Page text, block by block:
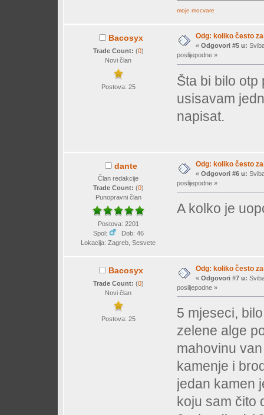
moje mocvare
Bacosyx
Trade Count: (0)
Novi član
Postova: 25
Odg: koliko često
« Odgovori #5 u:
poslijepodne »
Šta bi bilo otp
usisavam
napisat.
dante
Član redakcije
Trade Count: (0)
Punopravni član
Postova: 2201
Spol:
Dob: 46
Lokacija: Zagreb, Sesvete
Odg: koliko često
« Odgovori #6 u:
poslijepodne »
A kolko je
Bacosyx
Trade Count: (0)
Novi član
Postova: 25
Odg: koliko često
« Odgovori #7 u:
poslijepodne »
5 mjeseci,
zelene alge
mahovinu
kamenje i
jedan kamen
koju sam čito